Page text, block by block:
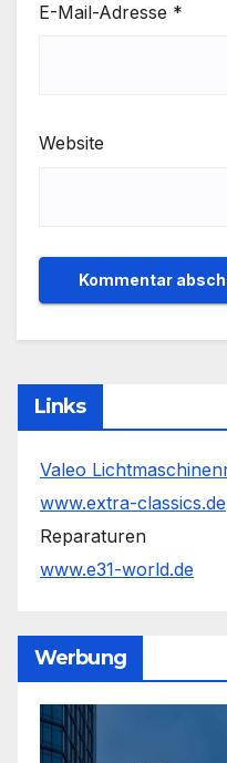
E-Mail-Adresse *
Website
Links
Valeo
www.extra-classics.de
Reparaturen
www.e31-world.de
Werbung